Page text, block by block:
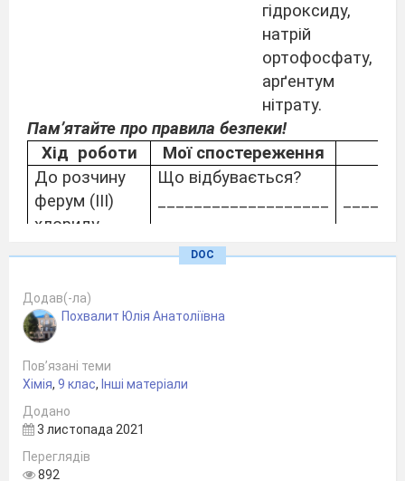
гідроксиду,
натрій
ортофосфату,
арґентум
нітрату.
Пам’ятайте про правила безпеки!
Хід роботи
Мої спостереження
До розчину
ферум (ІІІ)
хлориду
гідроксиду
Що відбувається?
___________________
До розчину
натрій
ортофосфату
додаємо
розчин
арґентум
нітрату.
Що відбувається?
___________________
DOC
Додав(-ла)
Похвалит Юлія Анатоліївна
Пов’язані теми
Хімія, 9 клас, Інші матеріали
Додано
3 листопада 2021
Переглядів
892